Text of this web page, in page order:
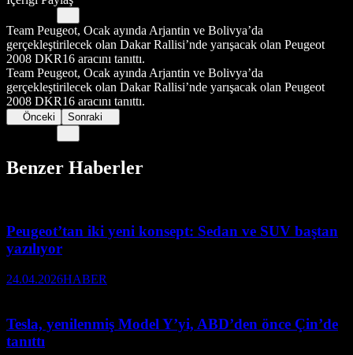
Team Peugeot, Ocak ayında Arjantin ve Bolivya’da
gerçekleştirilecek olan Dakar Rallisi’nde yarışacak olan Peugeot
2008 DKR16 aracını tanıttı.
Team Peugeot, Ocak ayında Arjantin ve Bolivya’da
gerçekleştirilecek olan Dakar Rallisi’nde yarışacak olan Peugeot
2008 DKR16 aracını tanıttı.
Önceki Sonraki
Benzer Haberler
Peugeot’tan iki yeni konsept: Sedan ve SUV baştan
yazılıyor
24.04.2026HABER
Tesla, yenilenmiş Model Y’yi, ABD’den önce Çin’de
tanıttı